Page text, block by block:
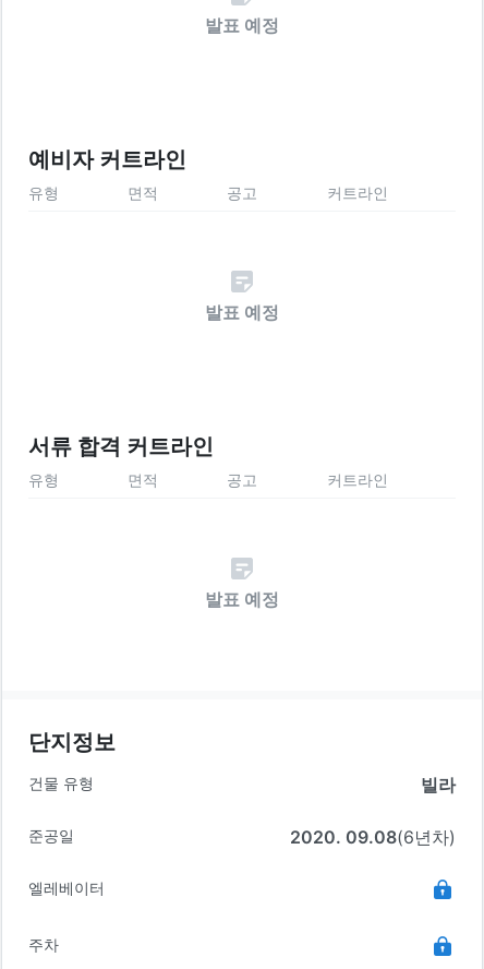
발표 예정
예비자 커트라인
유형 면적 공고 커트라인
발표 예정
서류 합격 커트라인
유형 면적 공고 커트라인
발표 예정
단지정보
건물 유형 빌라
준공일 2020. 09.08(6년차)
엘레베이터
주차